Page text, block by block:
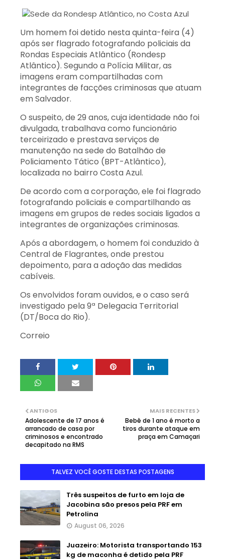
Um homem foi detido nesta quinta-feira (4)
após ser flagrado fotografando policiais da
Rondas Especiais Atlântico (Rondesp
Atlântico). Segundo a Polícia Militar, as
imagens eram compartilhadas com
integrantes de facções criminosas que atuam
em Salvador.
O suspeito, de 29 anos, cuja identidade não foi
divulgada, trabalhava como funcionário
terceirizado e prestava serviços de
manutenção na sede do Batalhão de
Policiamento Tático (BPT-Atlântico),
localizada no bairro Costa Azul.
De acordo com a corporação, ele foi flagrado
fotografando policiais e compartilhando as
imagens em grupos de redes sociais ligados a
integrantes de organizações criminosas.
Após a abordagem, o homem foi conduzido à
Central de Flagrantes, onde prestou
depoimento, para a adoção das medidas
cabíveis.
Os envolvidos foram ouvidos, e o caso será
investigado pela 9ª Delegacia Territorial
(DT/Boca do Rio).
Correio
MAIS RECENTES
Bebê de 1 ano é morto a
tiros durante ataque em
praça em Camaçari
ANTIGOS
Adolescente de 17 anos é
arrancado de casa por
criminosos e encontrado
decapitado na RMS
TALVEZ VOCÊ GOSTE DESTAS POSTAGENS
Três suspeitos de furto em loja de
Jacobina são presos pela PRF em
Petrolina
August 06, 2026
Juazeiro: Motorista transportando 153
kg de maconha é detido pela PRF